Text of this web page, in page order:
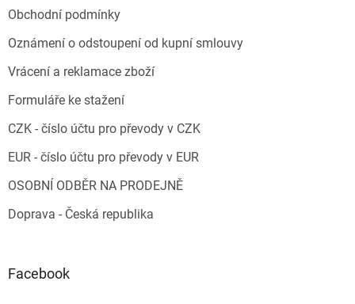
Obchodní podmínky
Oznámení o odstoupení od kupní smlouvy
Vrácení a reklamace zboží
Formuláře ke stažení
CZK - číslo účtu pro převody v CZK
EUR - číslo účtu pro převody v EUR
OSOBNÍ ODBĚR NA PRODEJNĚ
Doprava - Česká republika
Facebook